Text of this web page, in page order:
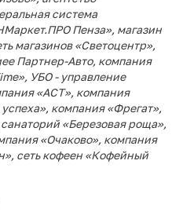
система
Пенза», магазин
магазинов «Светоцентр»,
Партнер-Авто, компания
УБО - управление
«АСТ», компания
компания «Фрегат»,
«Березовая роща»,
«Очаково», компания
сеть кофеен «Кофейный